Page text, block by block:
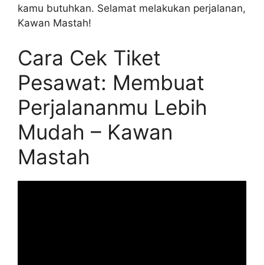
kamu butuhkan. Selamat melakukan perjalanan,
Kawan Mastah!
Cara Cek Tiket
Pesawat: Membuat
Perjalananmu Lebih
Mudah – Kawan
Mastah